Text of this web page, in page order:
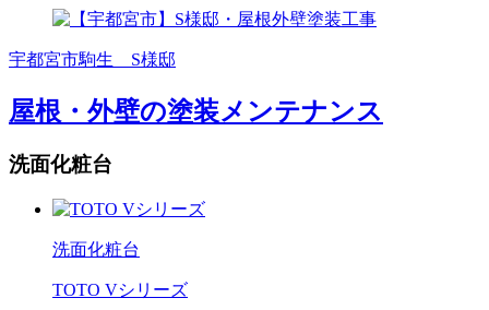
宇都宮市駒生 S様邸
屋根・外壁の塗装メンテナンス
洗面化粧台
洗面化粧台
TOTO Vシリーズ